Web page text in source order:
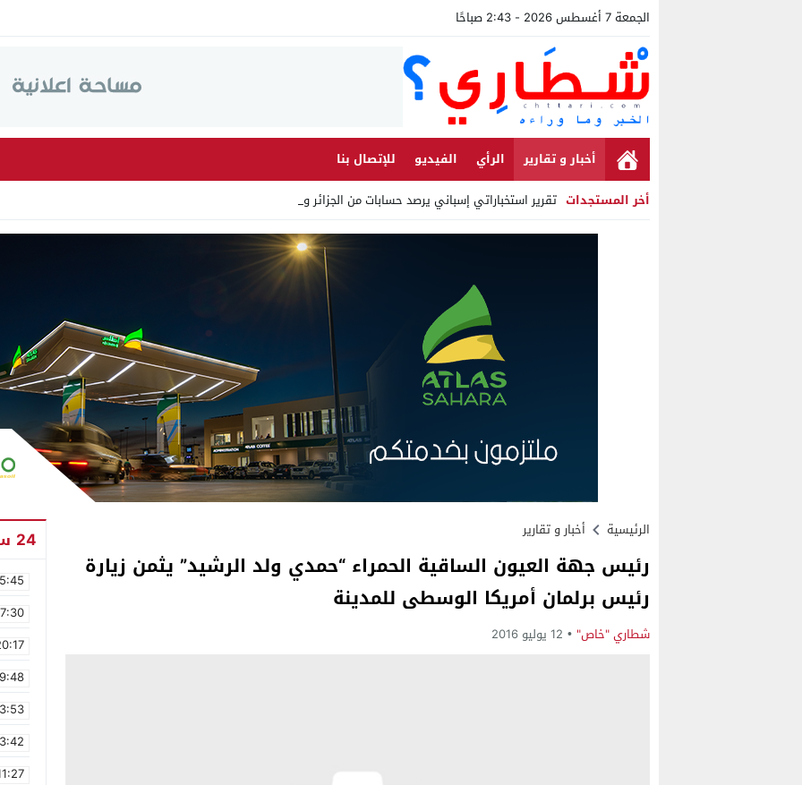
الجمعة 7 أغسطس 2026 - 2:43 صباحًا
أخبار و تقارير الرأي الفيديو
للإتصال بنا
أخر المستجدات تقرير استخباراتي إسباني يرصد حسابات من الجزائر وأرقاما بـ _
Stop
الرئيسية أخبار و تقارير
رئيس جهة العيون الساقية الحمراء “حمدي ولد الرشيد” يثمن زيارة
رئيس برلمان أمريكا الوسطى للمدينة
شطاري "خاص" 12 يوليو 2016
24 ساعة